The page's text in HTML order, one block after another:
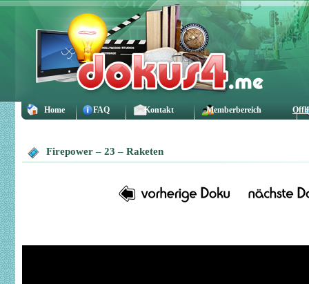
Home FAQ Kontakt Memberbereich
Firepower – 23 – Raketen